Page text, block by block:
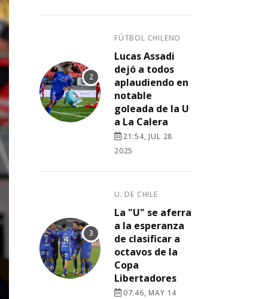
FÚTBOL CHILENO
Lucas Assadi
dejó a todos
aplaudiendo en
notable
goleada de la U
a La Calera
21:54, JUL 28
2025
U. DE CHILE
La "U" se aferra
a la esperanza
de clasificar a
octavos de la
Copa
Libertadores
07:46, MAY 14